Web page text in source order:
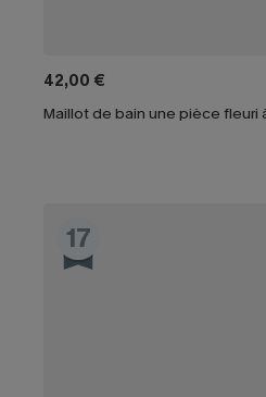
42,00 €
17